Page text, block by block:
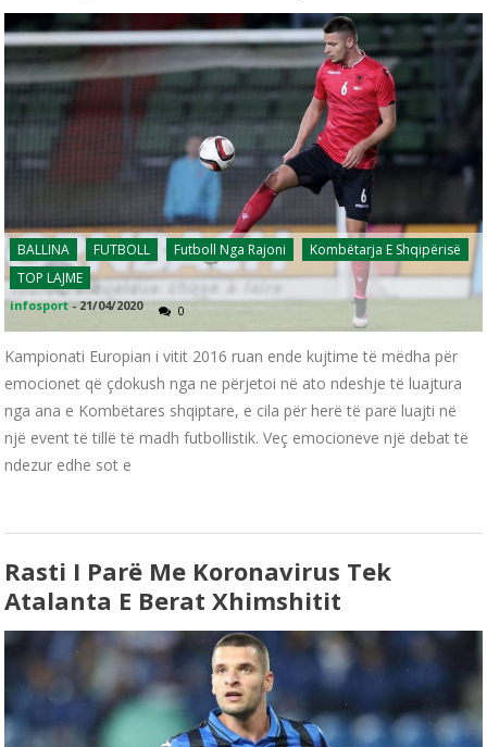
BALLINA FUTBOLL Futboll Nga Rajoni
Kombëtarja E Shqipërisë
TOP LAJME
infosport -21/04/2020 0
Kampionati Europian i vitit 2016 ruan ende kujtime të mëdha për
emocionet që çdokush nga ne përjetoi në ato ndeshje të luajtura
nga ana e Kombëtares shqiptare, e cila për herë të parë luajti në
një event të tillë të madh futbollistik. Veç emocioneve një debat të
ndezur edhe sot e
Rasti I Parë Me Koronavirus Tek
Atalanta E Berat Xhimshitit